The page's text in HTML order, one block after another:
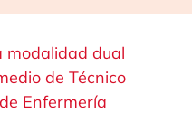
modalidad dual
de Técnico
Enfermería